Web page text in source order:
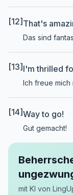
[12] That's
Das sind
[13] I'm thrilled
Ich freue mich
[14]Way to go!
Gut gemacht!
mit KI von